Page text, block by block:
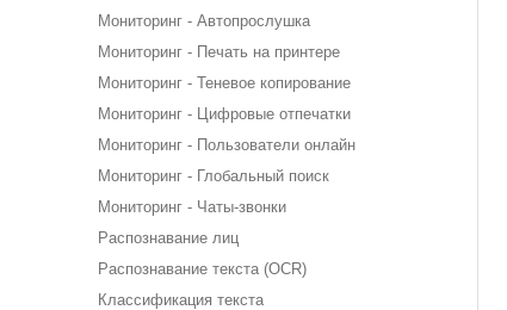
Мониторинг - Автопрослушка
Мониторинг - Печать на принтере
Мониторинг - Теневое копирование
Мониторинг - Цифровые отпечатки
Мониторинг - Пользователи онлайн
Мониторинг - Глобальный поиск
Мониторинг - Чаты-звонки
Распознавание лиц
Распознавание текста (OCR)
Классификация текста